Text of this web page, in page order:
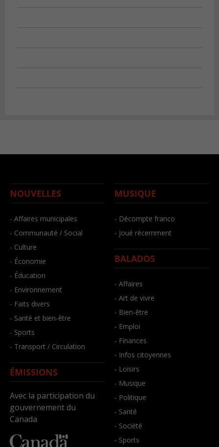
NOUVELLES
- Affaires municipales
- Communauté / Social
- Culture
- Économie
- Éducation
- Environnement
- Faits divers
- Santé et bien-être
- Sports
- Transport / Circulation
ÉMISSIONS
Avec la participation du
gouvernement du
Canada
MUSIQUE
- Décompte franco
- Joué récemment
BALADOS
- Affaires
- Art de vivre
- Bien-être
- Emploi
- Finances
- Infos citoyennes
- Loisirs
- Musique
- Politique
- Santé
- Société
- Sports